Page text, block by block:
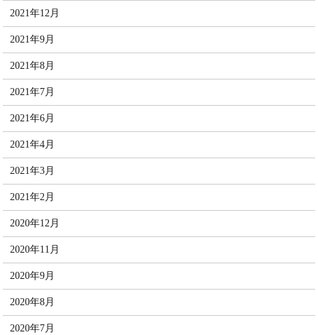
2021年12月
2021年9月
2021年8月
2021年7月
2021年6月
2021年4月
2021年3月
2021年2月
2020年12月
2020年11月
2020年9月
2020年8月
2020年7月